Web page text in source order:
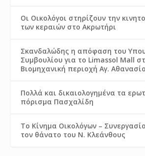
Οι Οικολόγοι στηρίζουν την
των κεραιών στο Ακρωτήρι
Σκανδαλώδης η απόφαση του
Συμβουλίου για το Limassol Mall
Βιομηχανική περιοχή Αγ.
Πολλά και δικαιολογημένα τα
πόρισμα Πασχαλίδη
Το Κίνημα Οικολόγων –
τον θάνατο του Ν. Κλεάνθους